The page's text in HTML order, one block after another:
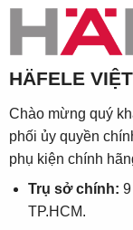
HÄFELE
Chào mừng quý
phối ủy quyền
phụ kiện chính
Trụ sở chính:
TP.HCM.